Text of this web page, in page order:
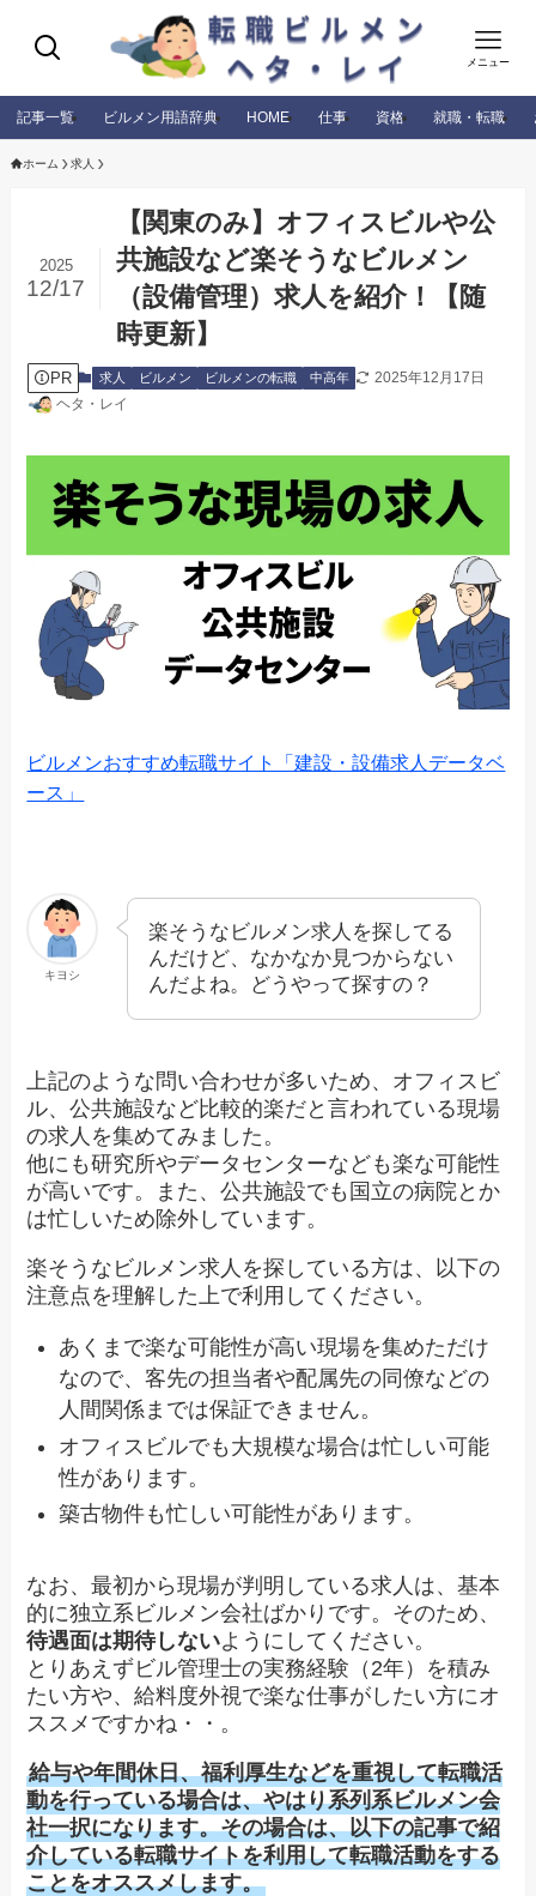
メニュー
記事一覧 ビルメン用語辞典 HOME 仕事 資格 就職・転職
ホーム 求人
【関東のみ】オフィスビルや公
共施設など楽そうなビルメン
（設備管理）求人を紹介！【随
時更新】
2025
12/17
PR 求人 ビルメン ビルメンの転職 中高年
2025年12月17日
ヘタ・レイ
ビルメンおすすめ転職サイト「建設・設備求人データベ
ース」
キヨシ
楽そうなビルメン求人を探してる
んだけど、なかなか見つからない
んだよね。どうやって探すの？
上記のような問い合わせが多いため、オフィスビ
ル、公共施設など比較的楽だと言われている現場
の求人を集めてみました。
他にも研究所やデータセンターなども楽な可能性
が高いです。また、公共施設でも国立の病院とか
は忙しいため除外しています。
楽そうなビルメン求人を探している方は、以下の
注意点を理解した上で利用してください。
あくまで楽な可能性が高い現場を集めただけ
なので、客先の担当者や配属先の同僚などの
人間関係までは保証できません。
オフィスビルでも大規模な場合は忙しい可能
性があります。
築古物件も忙しい可能性があります。
なお、最初から現場が判明している求人は、基本
的に独立系ビルメン会社ばかりです。そのため、
待遇面は期待しないようにしてください。
とりあえずビル管理士の実務経験（2年）を積み
たい方や、給料度外視で楽な仕事がしたい方にオ
ススメですかね・・。
給与や年間休日、福利厚生などを重視して転職活
動を行っている場合は、やはり系列系ビルメン会
社一択になります。その場合は、以下の記事で紹
介している転職サイトを利用して転職活動をする
ことをオススメします。